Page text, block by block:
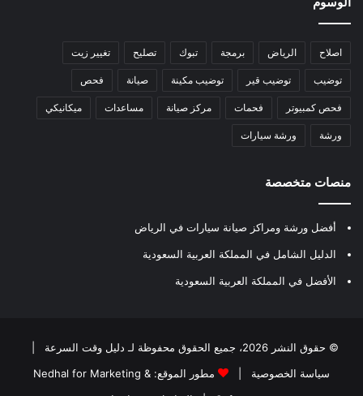
اصلاح الرياض برمجة تبوك تصليح تغيير زيت
توضيب توضيب قير توضيب مكينة صيانة فحص
فحص كمبيوتر فحمات مركز صيانة مساعدات ميكانيكي
ورشة ورشة سيارات
منصات متخصصة
أفضل ورشة ومراكز صيانة سيارات في الرياض
الدليل الشامل في المملكة العربية السعودية
الأفضل في المملكة العربية السعودية
© حقوق النشر 2026، جميع الحقوق محفوظة لـ دليل وقت السرعة
سياسة الخصوصية
مطور الموقع: Nedhal for Marketing &